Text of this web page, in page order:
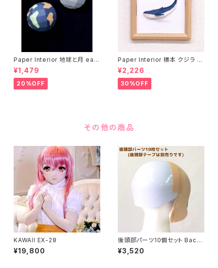
Paper Interior 地球と月 eart
h and moon
¥1,479
20%OFF
Paper Interior 標本 クジラ s
pecimen whale
¥2,226
30%OFF
その他の商品
KAWAII EX-28
¥19,800
後頭部パーツ10個セット Back
of head part 10 pieces set
¥3,520